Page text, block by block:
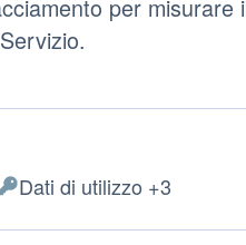
per misurare
Dati di utilizzo +3